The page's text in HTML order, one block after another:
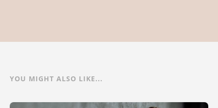
YOU MIGHT ALSO LIKE...